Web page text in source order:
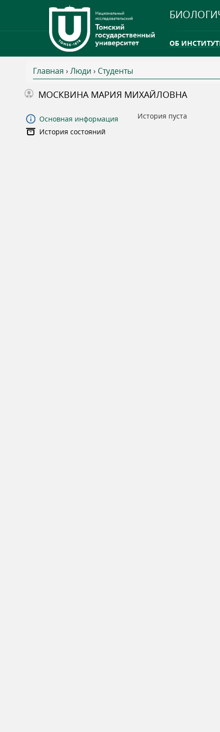
ОБ
ТГУ ОТКРЫЛ
В
ы
з
Главная › Люди › Студенты
МОСКВИНА МАРИЯ МИХАЙЛОВНА
Основная информация
История состояний
История пуста